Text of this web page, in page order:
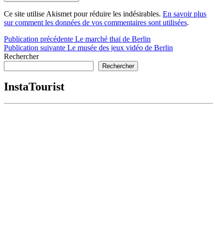
Ce site utilise Akismet pour réduire les indésirables. En savoir plus
sur comment les données de vos commentaires sont utilisées.
Navigation
de
Publication précédente Le marché thaï de Berlin
Publication suivante Le musée des jeux vidéo de Berlin
Rechercher
Rechercher
InstaTourist